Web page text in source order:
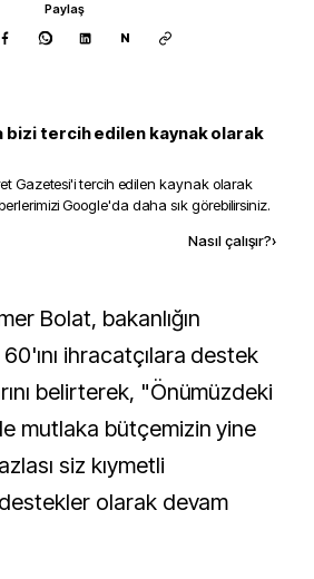
Paylaş
N
bizi tercih edilen kaynak olarak
Gazetesi'i tercih edilen kaynak olarak
Google'da daha sık görebilirsiniz.
Nasıl çalışır?›
ihracatçılara destek
belirterek, "Önümüzdeki
mutlaka bütçemizin yine
siz kıymetli
destekler olarak devam